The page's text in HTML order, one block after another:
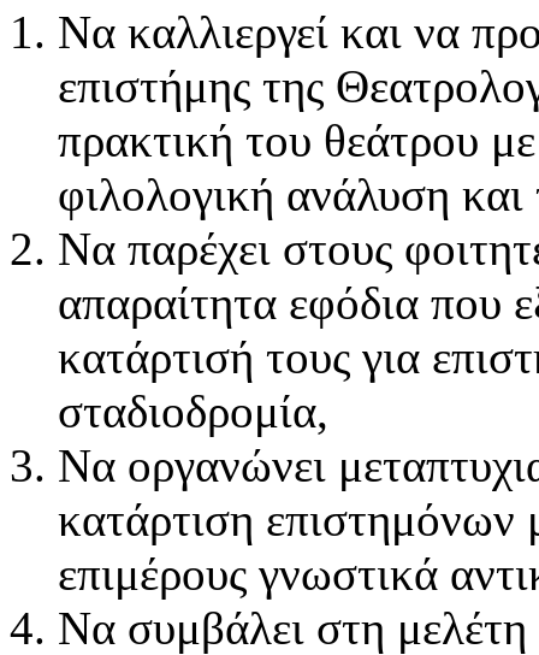
Να καλλιεργεί και να
επιστήμης της
πρακτική του θεάτρου
φιλολογική ανάλυση
Να παρέχει στους
απαραίτητα εφόδια που
κατάρτισή τους για
σταδιοδρομία,
Να οργανώνει
κατάρτιση επιστημόνων
επιμέρους γνωστικά
Να συμβάλει στη μελέτη